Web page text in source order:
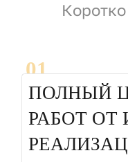
01
ПОЛНЫЙ
РАБОТ ОТ